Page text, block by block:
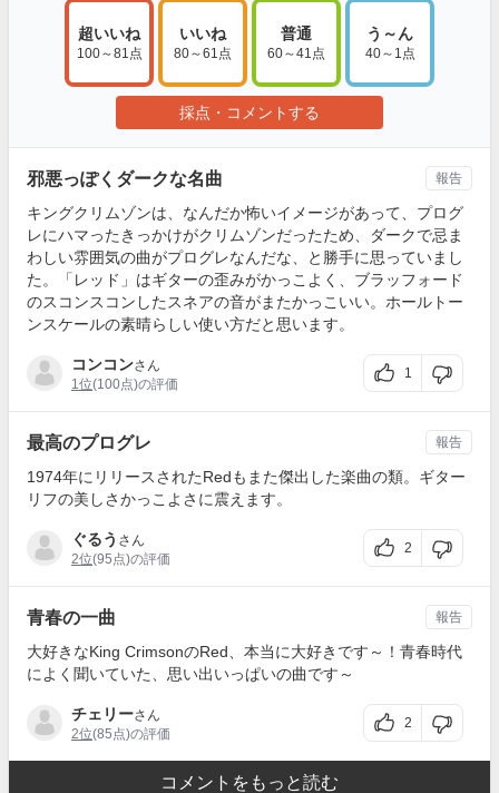
超いいね
100～81点
いいね
80～61点
普通
60～41点
う～ん
40～1点
採点・コメントする
邪悪っぽくダークな名曲
キングクリムゾンは、なんだか怖いイメージがあって、プログ
レにハマったきっかけがクリムゾンだったため、ダークで忌ま
わしい雰囲気の曲がプログレなんだな、と勝手に思っていまし
た。「レッド」はギターの歪みがかっこよく、ブラッフォード
のスコンスコンしたスネアの音がまたかっこいい。ホールトー
ンスケールの素晴らしい使い方だと思います。
コンコンさん
1位(100点)の評価
1
報告
最高のプログレ
1974年にリリースされたRedもまた傑出した楽曲の類。ギター
リフの美しさかっこよさに震えます。
ぐるう さん
2位(95点)の評価
2
報告
青春の一曲
大好きなKing CrimsonのRed、本当に大好きです～！青春時代
によく聞いていた、思い出いっぱいの曲です～
チェリーさん
2位(85点)の評価
2
報告
コメントをもっと読む